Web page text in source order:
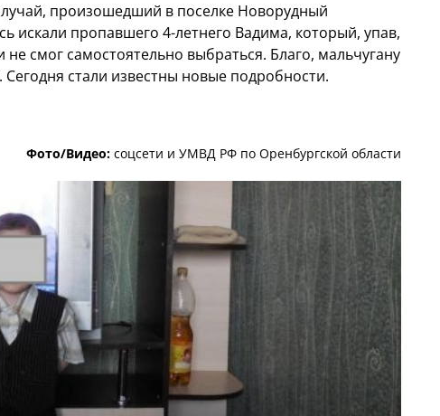
произошедший в поселке Новорудный
искали пропавшего 4-летнего Вадима, который, упав,
смог самостоятельно выбраться. Благо, мальчугану
стали известны новые подробности.
Фото/Видео: соцсети и УМВД РФ по Оренбургской области